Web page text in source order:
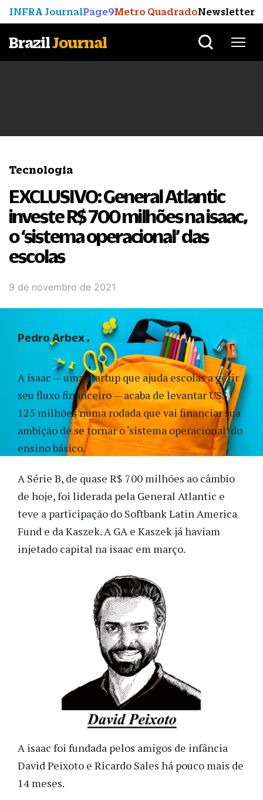
INFRA JournalPage9Metro QuadradoNewsletter
BrazilJournal
Tecnologia
EXCLUSIVO: General Atlantic
investe R$ 700 milhões na isaac,
o ‘sistema operacional’ das
escolas
9 de novembro de 2021
A isaac — uma startup que ajuda escolas a gerir
seu fluxo financeiro — acaba de levantar US$
125 milhões numa rodada que vai financiar sua
ambição de se tornar o ‘sistema operacional’ do
ensino básico.
A Série B, de quase R$ 700 milhões ao câmbio
de hoje, foi liderada pela General Atlantic e
teve a participação do Softbank Latin America
Fund e da Kaszek. A GA e Kaszek já haviam
injetado capital na isaac em março.
A isaac foi fundada pelos amigos de infância
David Peixoto e Ricardo Sales há pouco mais de
14 meses.
Pedro Arbex